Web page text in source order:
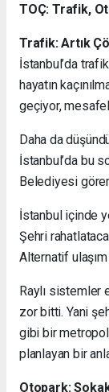
TOÇ: Trafik,
Trafik: Artık
İstanbul’da
hayatın
geçiyor,
Daha da
İstanbul’da bu
Belediyesi
İstanbul içinde
Şehri
Alternatif
Raylı sistemler
zor bitti. Yani
gibi bir
planlayan bir
Otopark: